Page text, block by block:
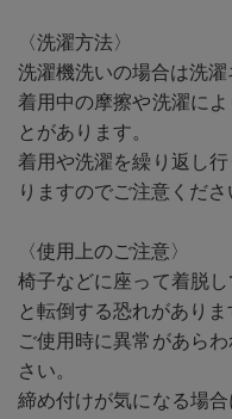
〈洗濯方法〉
洗濯機洗いの場合は洗濯
着用中の摩擦や洗濯に
とがあります。
着用や洗濯を繰り返し
りますのでご注意くださ
〈使用上のご注意〉
椅子などに座って着脱
と転倒する恐れがありま
ご使用時に異常があら
さい。
締め付けが気になる場